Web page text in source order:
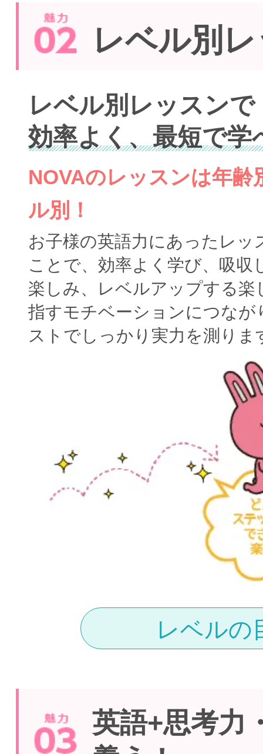
レベル別
レベル別レッスンで
効率よく、最短で学
NOVAのレッスンは年齢
ル別！
お子様の英語力にあったレッ
ことで、効率よく学び、吸収
楽しみ、レベルアップする楽
指すモチベーションにつなが
ストでしっかり実力を測りま
レベルの
英語+思考力